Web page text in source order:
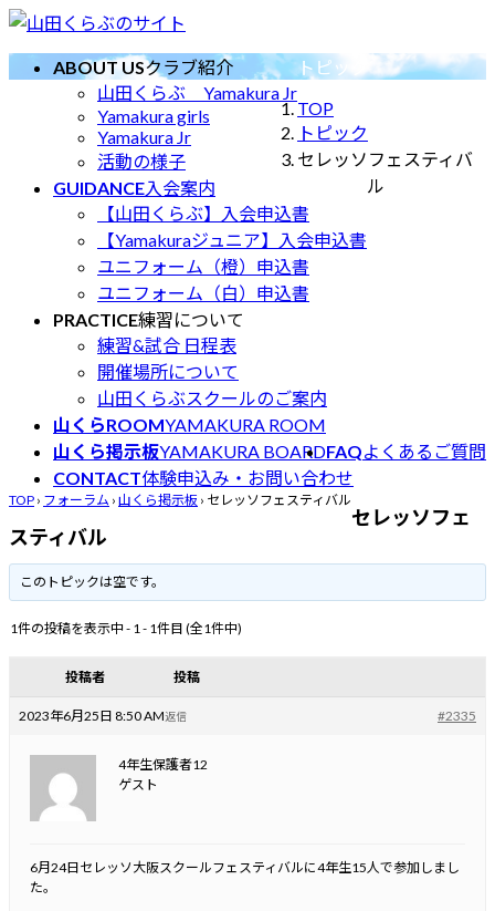
コ
ン
テ
ナ
ビ
ゲ
ABOUT USクラブ紹介
山田くらぶ Yamakura Jr
Yamakura girls
Yamakura Jr
活動の様子
GUIDANCE入会案内
【山田くらぶ】入会申込書
【Yamakuraジュニア】入会申込書
ユニフォーム（橙）申込書
ユニフォーム（白）申込書
PRACTICE練習について
練習&試合 日程表
開催場所について
山田くらぶスクールのご案内
山くらROOMYAMAKURA ROOM
山くら掲示板YAMAKURA BOARDFAQよくあるご質問
CONTACT体験申込み・お問い合わせ
トピック
TOP
トピック
セレッソフェスティバ
ル
TOP › フォーラム › 山くら掲示板 › セレッソフェスティバル
セレッソフェ
スティバル
このトピックは空です。
1件の投稿を表示中 - 1 - 1件目 (全1件中)
投稿者 投稿
2023年6月25日 8:50 AM #2335
返信
4年生保護者12
ゲスト
6月24日セレッソ大阪スクールフェスティバルに4年生15人で参加しまし
た。